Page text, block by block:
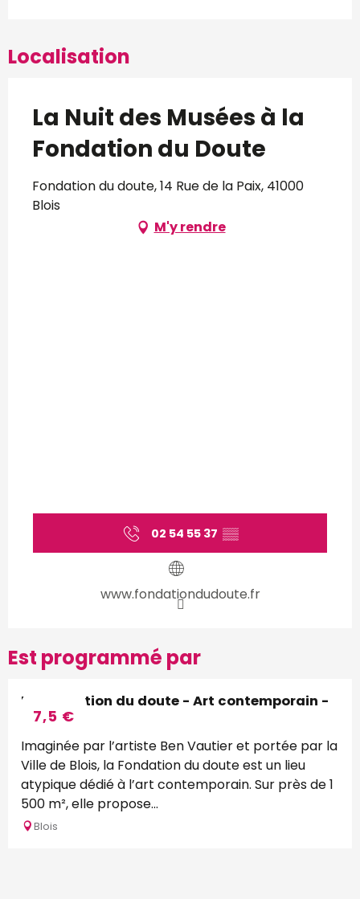
Localisation
La Nuit des Musées à la
Fondation du Doute
Fondation du doute, 14 Rue de la Paix, 41000
Blois
M'y rendre
02 54 55 37 ▒▒
www.fondationdudoute.fr
Est programmé par
7,5 €
La Fondation du doute - Art contemporain -
Fluxus
Imaginée par l’artiste Ben Vautier et portée par la
Ville de Blois, la Fondation du doute est un lieu
atypique dédié à l’art contemporain. Sur près de 1
500 m², elle propose...
Blois